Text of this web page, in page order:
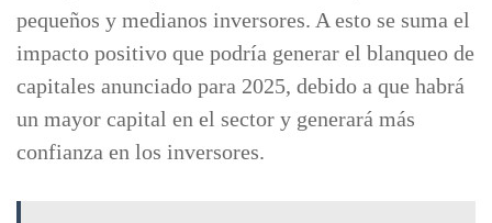
pequeños y medianos inversores. A esto se suma el
impacto positivo que podría generar el blanqueo de
capitales anunciado para 2025, debido a que habrá
un mayor capital en el sector y generará más
confianza en los inversores.